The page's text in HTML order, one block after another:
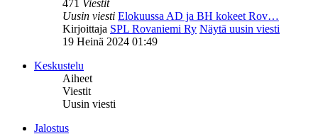
471 Viestit
Uusin viesti Elokuussa AD ja BH kokeet Rov…
Kirjoittaja SPL Rovaniemi Ry Näytä uusin viesti
19 Heinä 2024 01:49
Keskustelu
Aiheet
Viestit
Uusin viesti
Jalostus